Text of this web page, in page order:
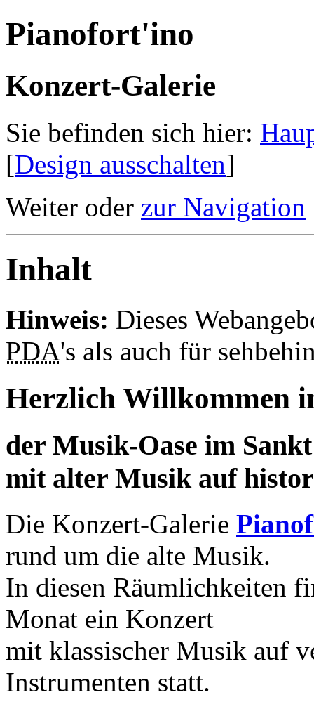
Pianofort'ino
Konzert-Galerie
Sie befinden sich hier:
[Design ausschalten]
Weiter oder zur Navigation
Inhalt
Hinweis: Dieses
PDA's als auch für
Herzlich Willkommen
der Musik-Oase im
mit alter Musik auf
Die Konzert-Galerie
rund um die alte Musik.
In diesen Räumlichkeiten
Monat ein Konzert
mit klassischer Musik auf
Instrumenten statt.